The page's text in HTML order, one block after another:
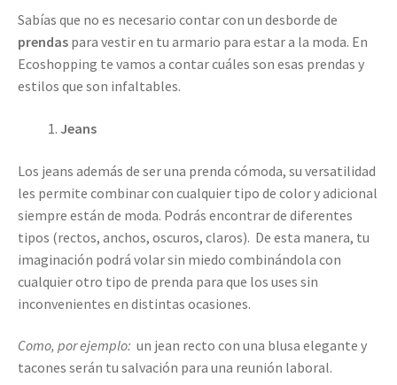
Sabías que no es necesario contar con un desborde de
prendas para vestir en tu armario para estar a la moda. En
Ecoshopping te vamos a contar cuáles son esas prendas y
estilos que son infaltables.
Jeans
Los jeans además de ser una prenda cómoda, su versatilidad
les permite combinar con cualquier tipo de color y adicional
siempre están de moda. Podrás encontrar de diferentes
tipos (rectos, anchos, oscuros, claros). De esta manera, tu
imaginación podrá volar sin miedo combinándola con
cualquier otro tipo de prenda para que los uses sin
inconvenientes en distintas ocasiones.
Como, por ejemplo: un jean recto con una blusa elegante y
tacones serán tu salvación para una reunión laboral.